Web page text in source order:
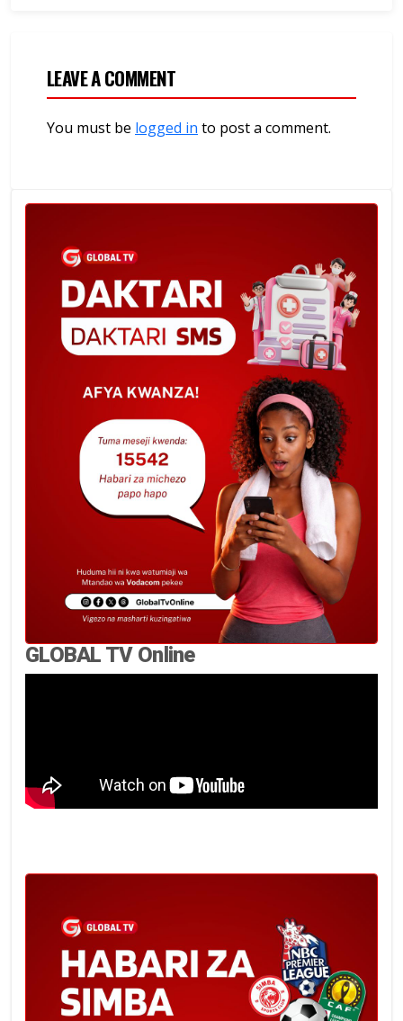
LEAVE A COMMENT
You must be logged in to post a comment.
GLOBAL TV Online